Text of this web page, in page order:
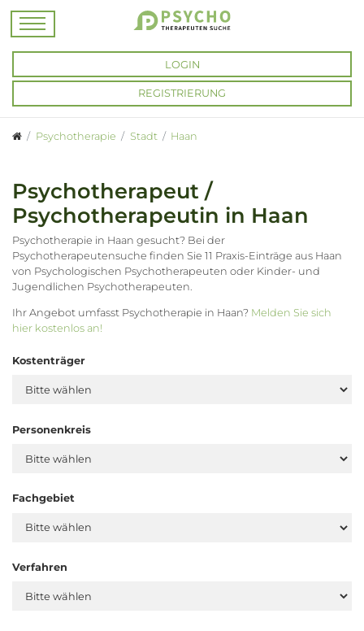
LOGIN
REGISTRIERUNG
Psychotherapie Stadt Haan
Psychotherapeut /
Psychotherapeutin in Haan
Psychotherapie in Haan gesucht? Bei der
Psychotherapeutensuche finden Sie 11 Praxis-Einträge aus Haan
von Psychologischen Psychotherapeuten oder Kinder- und
Jugendlichen Psychotherapeuten.
Ihr Angebot umfasst Psychotherapie in Haan? Melden Sie sich
hier kostenlos an!
Kostenträger
Personenkreis
Fachgebiet
Verfahren